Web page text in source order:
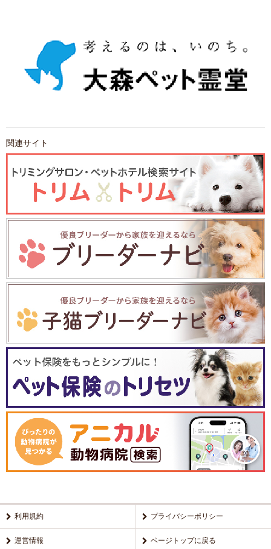
関連サイト
利用規約 プライバシーポリシー
運営情報 ページトップに戻る